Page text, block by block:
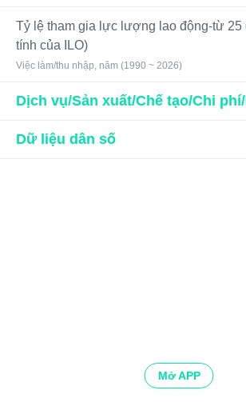
Tỷ lệ tham gia lực lượng lao động-từ
tính của ILO)
Việc làm/thu nhập, năm (1990 ~ 2026)
Dịch vụ/Sản xuất/Chế tạo/Chi
Dữ liệu dân số
Mở APP